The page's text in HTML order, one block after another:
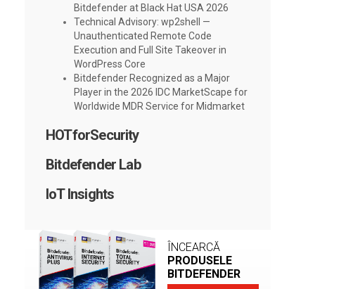
Bitdefender at Black Hat USA 2026
Technical Advisory: wp2shell —
Unauthenticated Remote Code
Execution and Full Site Takeover in
WordPress Core
Bitdefender Recognized as a Major
Player in the 2026 IDC MarketScape for
Worldwide MDR Service for Midmarket
HOTforSecurity
Bitdefender Lab
IoT Insights
ÎNCEARCĂ
PRODUSELE
BITDEFENDER